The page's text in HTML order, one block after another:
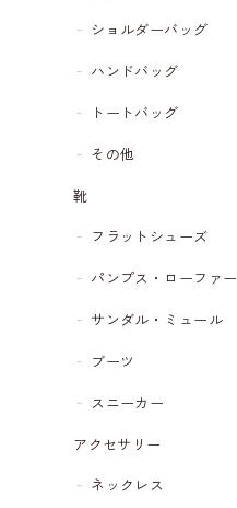
ショルダーバッグ
ハンドバッグ
トートバッグ
その他
靴
フラットシューズ
パンプス・ローファー
サンダル・ミュール
ブーツ
スニーカー
アクセサリー
ネックレス